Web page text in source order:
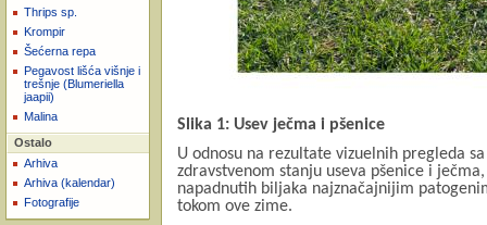
Thrips sp.
Krompir
Šećerna repa
Pegavost lišća višnje i
trešnje (Blumeriella
jaapii)
Malina
Ostalo
Arhiva
Arhiva (kalendar)
Fotografije
Slika 1: Usev ječma i pšenice
U odnosu na rezultate vizuelnih pregleda
zdravstvenom stanju useva pšenice i
napadnutih biljaka najznačajnijim
tokom ove zime.